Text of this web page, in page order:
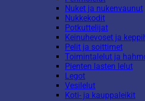
Nuket ja nukenvaunut
Nukkekodit
Potkuttelijat
Keinuhevoset ja
Pelit ja soittimet
Toimintalelut ja
Pienten lasten lelut
Legot
Vesilelut
Koti- ja kauppaleikit